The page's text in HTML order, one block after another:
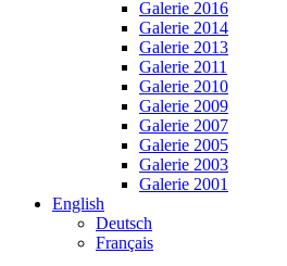
Galerie 2016
Galerie 2014
Galerie 2013
Galerie 2011
Galerie 2010
Galerie 2009
Galerie 2007
Galerie 2005
Galerie 2003
Galerie 2001
English
Deutsch
Français